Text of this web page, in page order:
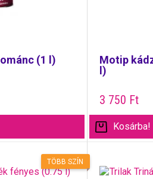
(1 l)
Motip
l)
3 750 Ft
Kosárba!
TÖBB SZÍN